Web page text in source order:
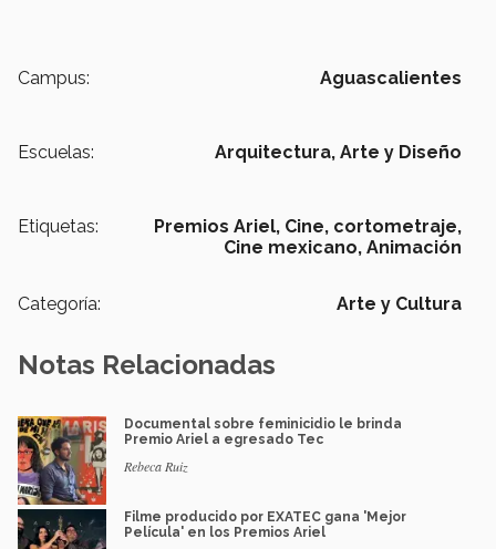
Campus: Aguascalientes
Escuelas: Arquitectura, Arte y Diseño
Etiquetas: Premios Ariel, Cine, cortometraje,
Cine mexicano, Animación
Categoría: Arte y Cultura
Notas Relacionadas
Documental sobre feminicidio le brinda
Premio Ariel a egresado Tec
Rebeca Ruiz
Filme producido por EXATEC gana 'Mejor
Película' en los Premios Ariel